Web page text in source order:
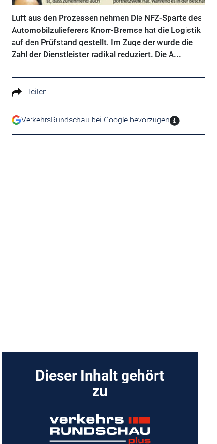
Luft aus den Prozessen nehmen Die NFZ-Sparte des
Automobilzulieferers Knorr-Bremse hat die Logistik
auf den Prüfstand gestellt. Im Zuge der wurde die
Zahl der Dienstleister radikal reduziert. Die A...
Teilen
VerkehrsRundschau bei Google bevorzugen
Dieser Inhalt gehört
zu